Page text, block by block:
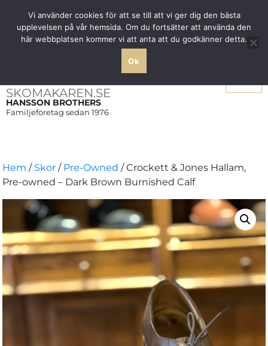
Fri frakt över 1000 SEK inom Sverige
SKOMAKAREN.SE
HANSSON BROTHERS
Familjeföretag sedan 1976
Hem / Skor / Pre-Owned / Crockett & Jones Hallam,
Pre-owned – Dark Brown Burnished Calf
Vi använder cookies för att se till att vi ger dig den bästa
upplevelsen på vår hemsida. Om du fortsätter att använda den
här webbplatsen kommer vi att anta att du godkänner detta.
Ok